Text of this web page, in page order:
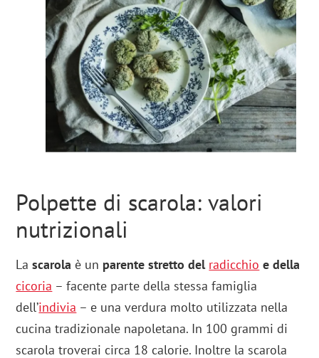
Polpette di scarola: valori
nutrizionali
Lascarola è un parente stretto del radicchio e della
cicoria – facente parte della stessa famiglia
dell’indivia – e una verdura molto utilizzata nella
cucina tradizionale napoletana. In 100 grammi di
scarola troverai circa 18 calorie. Inoltre la scarola